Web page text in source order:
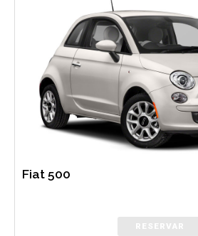
Fiat 500
RESERVAR